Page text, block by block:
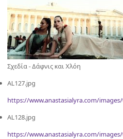
Σχεδία - Δάφνις και Χλόη
AL127.jpg
https://www.anastasialyra.com/
AL128.jpg
https://www.anastasialyra.com/